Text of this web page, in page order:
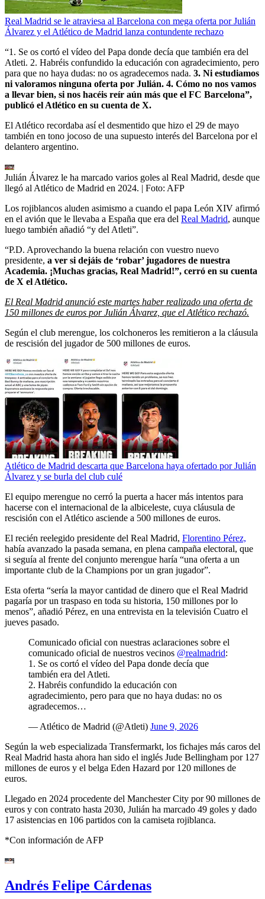
Real Madrid se le atraviesa al Barcelona con mega oferta por Julián
Álvarez y el Atlético de Madrid lanza contundente rechazo
“1. Se os cortó el vídeo del Papa donde decía que también era del
Atleti. 2. Habréis confundido la educación con agradecimiento, pero
para que no haya dudas: no os agradecemos nada. 3. Ni estudiamos
ni valoramos ninguna oferta por Julián. 4. Cómo no nos vamos
a llevar bien, si nos hacéis reír aún más que el FC Barcelona”,
publicó el Atlético en su cuenta de X.
El Atlético recordaba así el desmentido que hizo el 29 de mayo
también en tono jocoso de una supuesto interés del Barcelona por el
delantero argentino.
Julián Álvarez le ha marcado varios goles al Real Madrid, desde que
llegó al Atlético de Madrid en 2024. | Foto: AFP
Los rojiblancos aluden asimismo a cuando el papa León XIV afirmó
en el avión que le llevaba a España que era del Real Madrid, aunque
luego también añadió “y del Atleti”.
“P.D. Aprovechando la buena relación con vuestro nuevo
presidente, a ver si dejáis de ‘robar’ jugadores de nuestra
Academia. ¡Muchas gracias, Real Madrid!”, cerró en su cuenta
de X el Atlético.
El Real Madrid anunció este martes haber realizado una oferta de
150 millones de euros por Julián Álvarez, que el Atlético rechazó.
Según el club merengue, los colchoneros les remitieron a la cláusula
de rescisión del jugador de 500 millones de euros.
Atlético de Madrid descarta que Barcelona haya ofertado por Julián
Álvarez y se burla del club culé
El equipo merengue no cerró la puerta a hacer más intentos para
hacerse con el internacional de la albiceleste, cuya cláusula de
rescisión con el Atlético asciende a 500 millones de euros.
El recién reelegido presidente del Real Madrid, Florentino Pérez,
había avanzado la pasada semana, en plena campaña electoral, que
si seguía al frente del conjunto merengue haría “una oferta a un
importante club de la Champions por un gran jugador”.
Esta oferta “sería la mayor cantidad de dinero que el Real Madrid
pagaría por un traspaso en toda su historia, 150 millones por lo
menos”, añadió Pérez, en una entrevista en la televisión Cuatro el
jueves pasado.
Comunicado oficial con nuestras aclaraciones sobre el
comunicado oficial de nuestros vecinos @realmadrid:
1. Se os cortó el vídeo del Papa donde decía que
también era del Atleti.
2. Habréis confundido la educación con
agradecimiento, pero para que no haya dudas: no os
agradecemos…
— Atlético de Madrid (@Atleti) June 9, 2026
Según la web especializada Transfermarkt, los fichajes más caros del
Real Madrid hasta ahora han sido el inglés Jude Bellingham por 127
millones de euros y el belga Eden Hazard por 120 millones de
euros.
Llegado en 2024 procedente del Manchester City por 90 millones de
euros y con contrato hasta 2030, Julián ha marcado 49 goles y dado
17 asistencias en 106 partidos con la camiseta rojiblanca.
*Con información de AFP
Andrés Felipe Cárdenas